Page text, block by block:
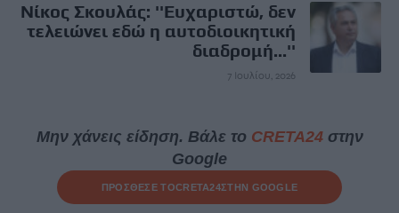
Νίκος Σκουλάς: ''Eυχαριστώ, δεν
τελειώνει εδώ η αυτοδιοικητική
διαδρομή...''
7 Ιουλίου, 2026
Μην χάνεις είδηση. Βάλε το CRETA24στην
Google
ΠΡΟΣΘΕΣΕ ΤΟCRETA24ΣΤΗΝ GOOGLE